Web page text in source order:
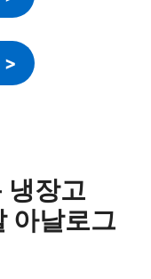
>
냉장고
아날로그